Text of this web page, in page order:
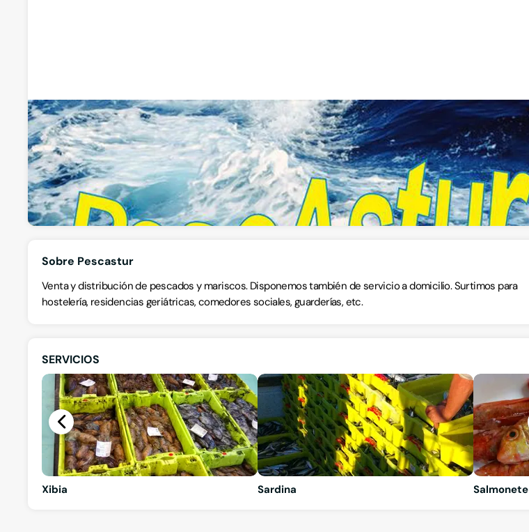
Recomendado por qdq
Pescastur
Mayoristas de pescado
Avenida Conde de Guadalhorce, Nave 13, Avilés, Asturias
Visitar web
Ver teléfono
Sobre Pescastur
Venta y distribución de pescados y mariscos. Disponemos también de servicio a domicilio. Surtimos para
hostelería, residencias geriátricas, comedores sociales, guarderías, etc.
SERVICIOS
Xibia Sardina Salmonete